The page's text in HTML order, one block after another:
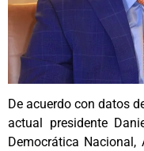
De acuerdo con datos
actual presidente
Democrática